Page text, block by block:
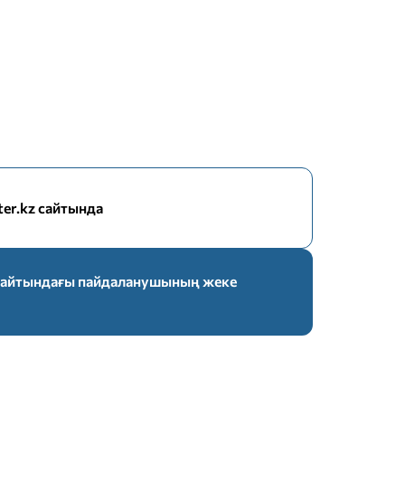
сайтында
пайдаланушының жеке